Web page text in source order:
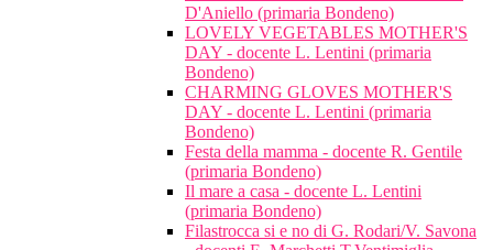
D'Aniello (primaria Bondeno)
LOVELY VEGETABLES MOTHER'S
DAY - docente L. Lentini (primaria
Bondeno)
CHARMING GLOVES MOTHER'S
DAY - docente L. Lentini (primaria
Bondeno)
Festa della mamma - docente R. Gentile
(primaria Bondeno)
Il mare a casa - docente L. Lentini
(primaria Bondeno)
Filastrocca si e no di G. Rodari/V. Savona